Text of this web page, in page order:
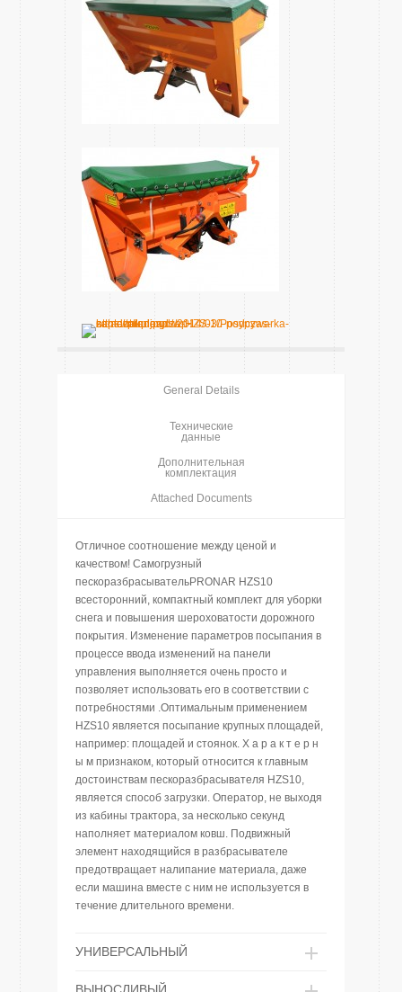
General Details
Технические
данные
Дополнительная
комплектация
Attached Documents
Отличное соотношение между ценой и
качеством! Самогрузный
пескоразбрасывательPRONAR HZS10
всесторонний, компактный комплект для уборки
снега и повышения шероховатости дорожного
покрытия. Изменение параметров посыпания в
процессе ввода изменений на панели
управления выполняется очень просто и
позволяет использовать его в соответствии с
потребностями .Оптимальным применением
HZS10 является посыпание крупных площадей,
например: площадей и стоянок. Х а р а к т е р н
ы м признаком, который относится к главным
достоинствам пескоразбрасывателя HZS10,
является способ загрузки. Оператор, не выходя
из кабины трактора, за несколько секунд
наполняет материалом ковш. Подвижный
элемент находящийся в разбрасывателе
предотвращает налипание материала, даже
если машина вместе с ним не используется в
течение длительного времени.
УНИВЕРСАЛЬНЫЙ